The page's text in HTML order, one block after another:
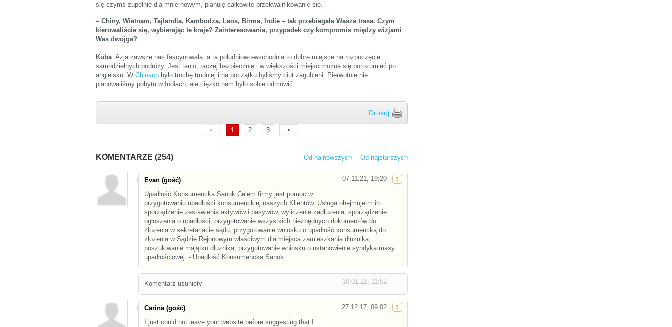
się czymś zupełnie dla mnie nowym, planuję całkowite przekwalifikowanie się.
– Chiny, Wietnam, Tajlandia, Kambodża, Laos, Birma, Indie – tak przebiegała Wasza trasa. Czym
kierowaliście się, wybierając te kraje? Zainteresowania, przypadek czy kompromis między wizjami
Was dwojga?
Kuba: Azja zawsze nas fascynowała, a ta południowo-wschodnia to dobre miejsce na rozpoczęcie
samodzielnych podróży. Jest tanio, raczej bezpiecznie i w większości miejsc można się porozumieć po
angielsku. W Chinach było trochę trudniej i na początku byliśmy ciut zagubieni. Pierwotnie nie
planowaliśmy pobytu w Indiach, ale ciężko nam było sobie odmówić.
Drukuj
« 1 2 3 »
KOMENTARZE (254) Od najnowszych Od najstarszych
Evan (gość) 07.11.21, 19:20
Upadłość Konsumencka Sanok Celem firmy jest pomoc w
przygotowaniu upadłości konsumenckiej naszych Klientów. Usługa obejmuje m.in.
sporządzenie zestawienia aktywów i pasywów, wyliczenie zadłużenia, sporządzenie
ogłoszenia o upadłości, przygotowanie wszystkich niezbędnych dokumentów do
złożenia w sekretariacie sądu, przygotowanie wniosku o upadłość konsumencką do
złożenia w Sądzie Rejonowym właściwym dla miejsca zamieszkania dłużnika,
poszukiwanie majątku dłużnika, przygotowanie wniosku o ustanowienie syndyka masy
upadłościowej. - Upadłość Konsumencka Sanok
16.01.21, 11:52
Komentarz usunięty
Carina (gość) 27.12.17, 09:02
I just could not leave your website before suggesting that I